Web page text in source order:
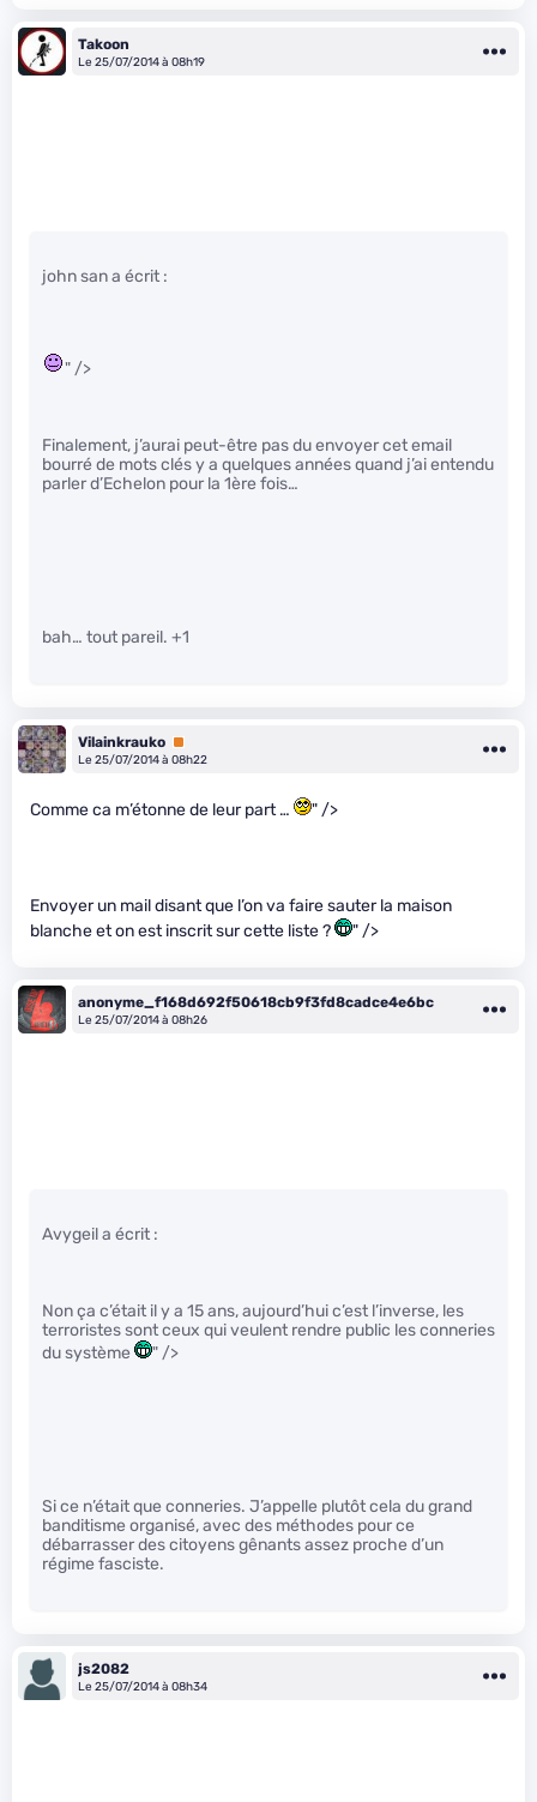
Takoon
Le 25/07/2014 à 08h19
john san a écrit :
" />
Finalement, j’aurai peut-être pas du envoyer cet email
bourré de mots clés y a quelques années quand j’ai entendu
parler d’Echelon pour la 1ère fois…
bah… tout pareil. +1
Vilainkrauko Premium
Le 25/07/2014 à 08h22
Comme ca m’étonne de leur part … " />
Envoyer un mail disant que l’on va faire sauter la maison
blanche et on est inscrit sur cette liste ?
" />
anonyme_f168d692f50618cb9f3fd8cadce4e6bc
Le 25/07/2014 à 08h26
Avygeil a écrit :
Non ça c’était il y a 15 ans, aujourd’hui c’est l’inverse, les
terroristes sont ceux qui veulent rendre public les conneries
du système
" />
Si ce n’était que conneries. J’appelle plutôt cela du grand
banditisme organisé, avec des méthodes pour ce
débarrasser des citoyens gênants assez proche d’un
régime fasciste.
js2082
Le 25/07/2014 à 08h34